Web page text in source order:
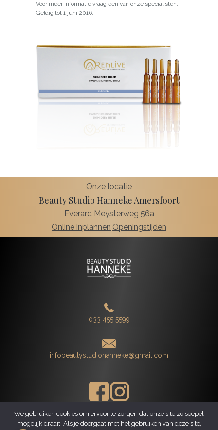
Voor meer informatie vraag een van onze specialisten.
Geldig tot 1 juni 2016.
Onze locatie
Beauty Studio Hanneke Amersfoort
Everard Meysterweg 56a
Online inplannen Openingstijden
033 455 5599
infobeautystudiohanneke@gmail.com
We gebruiken cookies om ervoor te zorgen dat onze site zo soepel
mogelijk draait. Als je doorgaat met het gebruiken van deze site,